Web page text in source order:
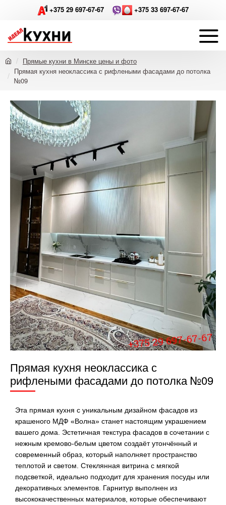
+375 29 697-67-67 +375 33 697-67-67
Прямые кухни в Минске цены и фото
Прямая кухня неоклассика с рифлеными фасадами до потолка
№09
Прямая кухня неоклассика с
рифлеными фасадами до потолка №09
Эта прямая кухня с уникальным дизайном фасадов из
крашеного МДФ «Волна» станет настоящим украшением
вашего дома. Эстетичная текстура фасадов в сочетании с
нежным кремово-белым цветом создаёт утончённый и
современный образ, который наполняет пространство
теплотой и светом. Стеклянная витрина с мягкой
подсветкой, идеально подходит для хранения посуды или
декоративных элементов. Гарнитур выполнен из
высококачественных материалов, которые обеспечивают